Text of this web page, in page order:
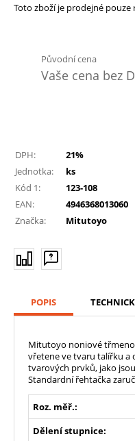
Toto zboží je prodejné pouze
Původní cena
Vaše cena bez
DPH:
21%
Jednotka:
ks
Kód 1:
123-108
EAN:
4946368013060
Značka:
Mitutoyo
POPIS
Mitutoyo noniové
vřetene ve tvaru talířku a
tvarových prvků, jako
Standardní řehtačka
Roz. měř.:
Dělení stupnice: